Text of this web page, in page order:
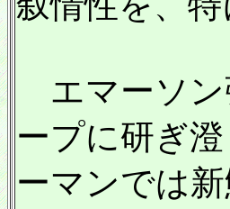
エマーソン
ープに研ぎ
ーマンでは